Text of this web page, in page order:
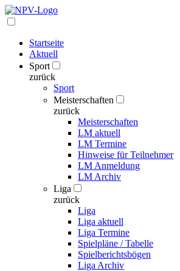
Startseite
Aktuell
Sport
zurück
Sport
Meisterschaften
zurück
Meisterschaften
LM aktuell
LM Termine
Hinweise für Teilnehmer
LM Anmeldung
LM Archiv
Liga
zurück
Liga
Liga aktuell
Liga Termine
Spielpläne / Tabelle
Spielberichtsbögen
Liga Archiv